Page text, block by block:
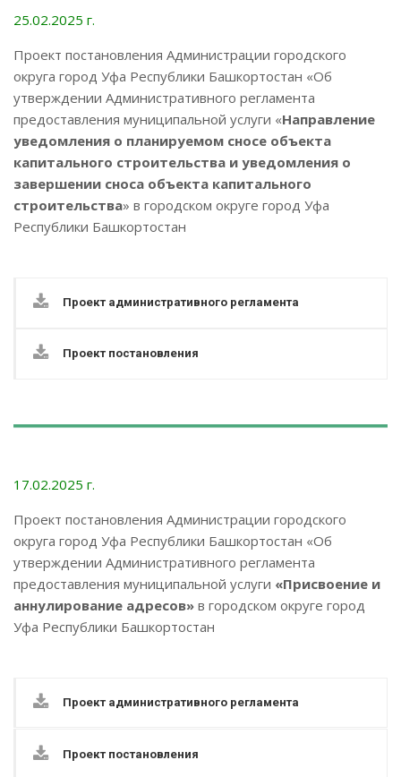
25.02.2025 г.
Проект постановления Администрации городского
округа город Уфа Республики Башкортостан «Об
утверждении Административного регламента
предоставления муниципальной услуги «Направление
уведомления о планируемом сносе объекта
капитального строительства и уведомления о
завершении сноса объекта капитального
строительства» в городском округе город Уфа
Республики Башкортостан
Проект административного регламента
Проект постановления
17.02.2025 г.
Проект постановления Администрации городского
округа город Уфа Республики Башкортостан «Об
утверждении Административного регламента
предоставления муниципальной услуги «Присвоение и
аннулирование адресов» в городском округе город
Уфа Республики Башкортостан
Проект административного регламента
Проект постановления